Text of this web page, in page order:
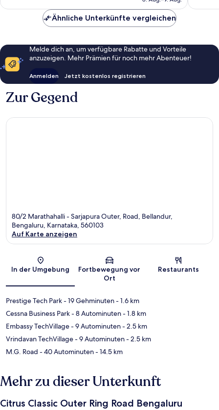
Ähnliche Unterkünfte vergleichen
Melde dich an, um verfügbare Rabatte und Vorteile
anzuzeigen. Mehr Prämien für noch mehr Abenteuer!
Anmelden Jetzt kostenlos registrieren
Zur Gegend
80/2 Marathahalli - Sarjapura Outer, Road, Bellandur,
Bengaluru, Karnataka, 560103
Auf Karte anzeigen
In der Umgebung
Fortbewegung vor
Ort
Restaurants
Prestige Tech Park- 19 Gehminuten- 1.6 km
Cessna Business Park- 8 Autominuten- 1.8 km
Embassy TechVillage- 9 Autominuten- 2.5 km
Vrindavan TechVillage- 9 Autominuten- 2.5 km
M.G. Road - 40 Autominuten- 14.5 km
Mehr zu dieser Unterkunft
Citrus Classic Outer Ring Road Bengaluru